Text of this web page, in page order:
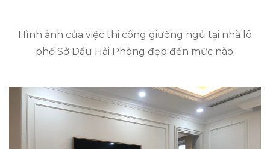
Hình ảnh của việc thi công giường ngủ tại nhà lô
phố Sở Dầu Hải Phòng đẹp đến mức nào.